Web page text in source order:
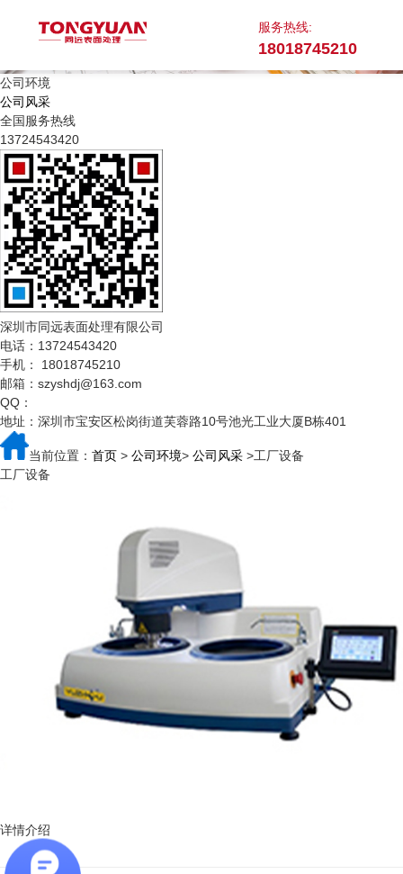
服务热线:
18018745210
公司环境
公司风采
全国服务热线
13724543420
深圳市同远表面处理有限公司
电话：13724543420
手机： 18018745210
邮箱：szyshdj@163.com
QQ：
地址：深圳市宝安区松岗街道芙蓉路10号池光工业大厦B栋401
当前位置： 首页 > 公司环境> 公司风采 >工厂设备
工厂设备
详情介绍